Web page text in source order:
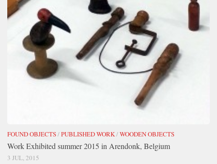
FOUND OBJECTS/PUBLISHED WORK/WOODEN OBJECTS
Work Exhibited summer 2015 in Arendonk, Belgium
3 JUL, 2015